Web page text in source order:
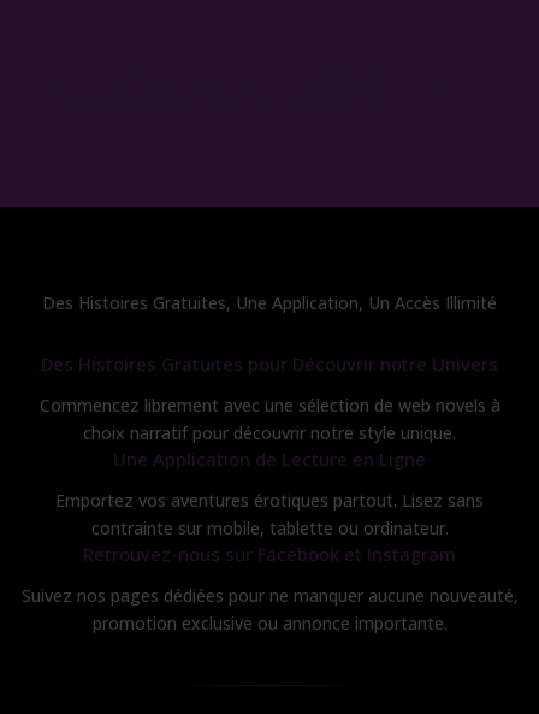
Des Histoires Gratuites, Une Application, Un Accès Illimité
Des Histoires Gratuites pour Découvrir notre Univers
Commencez librement avec une sélection de web novels à
choix narratif pour découvrir notre style unique.
Une Application de Lecture en Ligne
Emportez vos aventures érotiques partout. Lisez sans
contrainte sur mobile, tablette ou ordinateur.
Retrouvez-nous sur Facebook et Instagram
Suivez nos pages dédiées pour ne manquer aucune nouveauté,
promotion exclusive ou annonce importante.